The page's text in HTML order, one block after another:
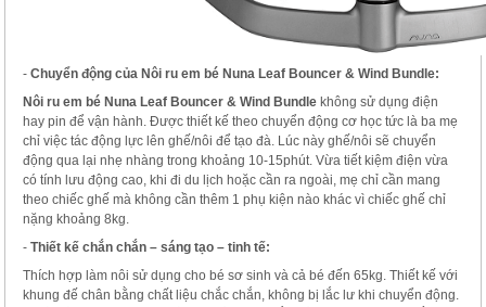
-Chuyển động củaNôi ru em bé Nuna Leaf Bouncer & Wind Bundle:
Nôi ru em bé Nuna Leaf Bouncer & Wind Bundle không sử dụng điện
hay pin để vận hành. Được thiết kế theo chuyển động cơ học tức là ba mẹ
chỉ việc tác động lực lên ghế/nôi để tạo đà. Lúc này ghế/nôi sẽ chuyển
động qua lại nhẹ nhàng trong khoảng 10-15phút. Vừa tiết kiệm điện vừa
có tính lưu động cao, khi đi du lịch hoặc cần ra ngoài, mẹ chỉ cần mang
theo chiếc ghế mà không cần thêm 1 phụ kiện nào khác vì chiếc ghế chỉ
nặng khoảng 8kg.
-Thiết kế chắn chắn – sáng tạo – tinh tế:
Thích hợp làm nôi sử dụng cho bé sơ sinh và cả bé đến 65kg. Thiết kế với
khung đế chân bằng chất liệu chắc chắn, không bị lắc lư khi chuyển động.